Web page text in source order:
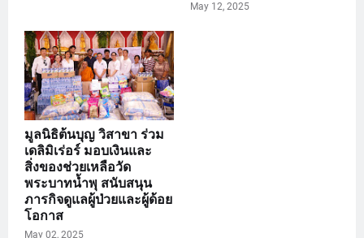
May 12, 2025
มูลนิธิต้นบุญ วิสาขา ร่วม
เดลิมิเร่อร์ มอบเงินและ
สิ่งของช่วยเหลือวัด
พระบาทน้ำพุ สนับสนุน
ภารกิจดูแลผู้ป่วยและผู้ด้อย
โอกาส
May 02, 2025